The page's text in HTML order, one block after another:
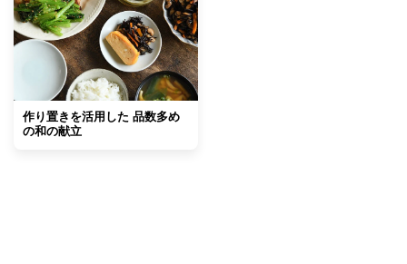
作り置きを活用した 品数多め
の和の献立